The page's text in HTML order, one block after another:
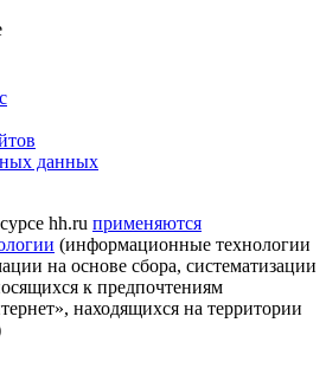
данных
hh.ru применяются
(информационные технологии
на основе сбора, систематизации
к предпочтениям
находящихся на территории